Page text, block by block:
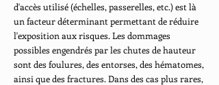
d'accès utilisé (échelles, passerelles, etc.) est là
un facteur déterminant permettant de réduire
l'exposition aux risques. Les dommages
possibles engendrés par les chutes de hauteur
sont des foulures, des entorses, des hématomes,
ainsi que des fractures. Dans des cas plus rares,